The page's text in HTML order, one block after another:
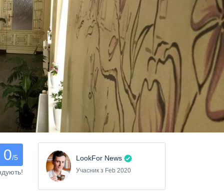
0/5
LookFor News
Учасник з Feb 2020